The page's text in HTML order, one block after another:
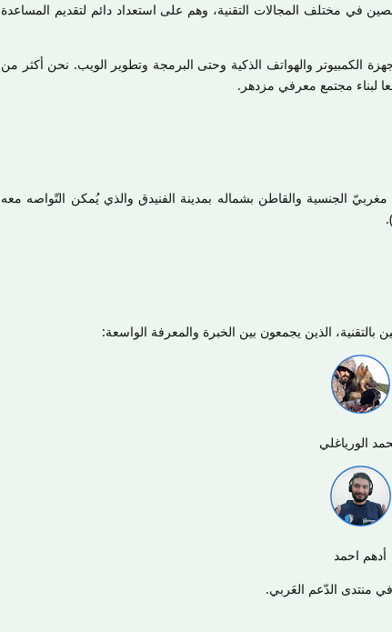
في مختلف المجالات التقنية، وهم على استعداد دائم لتقديم المساعدة
الكمبيوتر والهواتف الذكية وحتى البرمجة وتطوير الويب. نحن أكثر من
لبناء مجتمع معرفي مزدهر.
الجنسية والقاطن بشماله بمدينة الفنيدق والذي يُمكن التّواصه معه
).
الذين يجمعون بين الخبرة والمعرفة الواسعة:
الورياغلي
أدهم احمد
في منتدى الدّعم العَربي.